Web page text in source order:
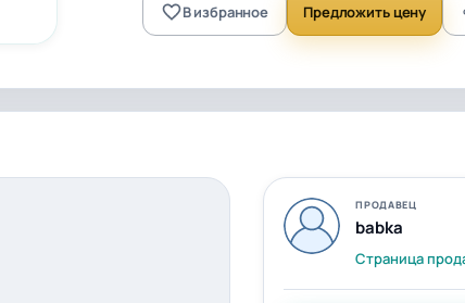
В избранное Предложить цену
ПРОДАВЕЦ
babka
Страница